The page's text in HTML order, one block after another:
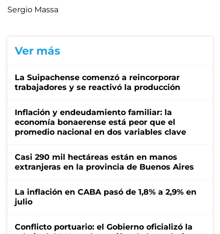
Sergio Massa
Ver más
La Suipachense comenzó a reincorporar
trabajadores y se reactivó la producción
Inflación y endeudamiento familiar: la
economía bonaerense está peor que el
promedio nacional en dos variables clave
Casi 290 mil hectáreas están en manos
extranjeras en la provincia de Buenos Aires
La inflación en CABA pasó de 1,8% a 2,9% en
julio
Conflicto portuario: el Gobierno oficializó la